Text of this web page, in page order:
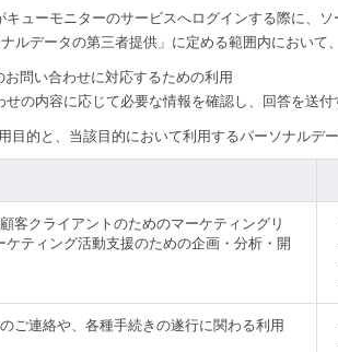
キューモニターのサービスへログインする際に、
ナルデータの第三者提供」に定める範囲内におい
問い合わせに対応するための利用
せの内容に応じて必要な情報を確認し、回答を送付
目的と、当該目的において利用するパーソナルデ
客クライアントのためのマーケティングリ
ティング活動支援のための企画・分析・開
ご連絡や、各種手続きの遂行に関わる利用